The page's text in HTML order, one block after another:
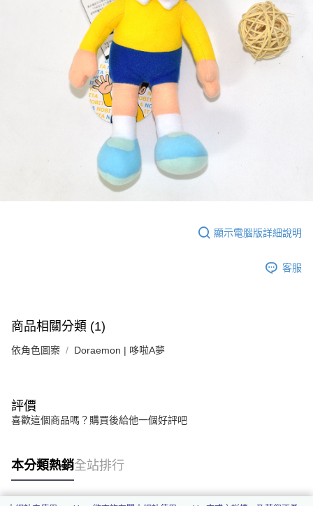
顯示電腦版詳細說明
客服
商品相關分類 (1)
依角色圖案 Doraemon | 哆啦A夢
評價
喜歡這個商品嗎？購買後給他一個好評吧
本分類熱銷全站排行